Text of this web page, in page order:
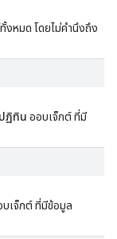
งหมด โดยไม่คำนึงถึง
ฏิทิน ออบเจ็กต์ ที่มี
บเจ็กต์ ที่มีข้อมูล